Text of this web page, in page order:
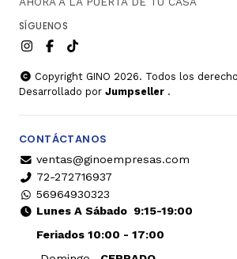
SÍGUENOS
Copyright GINO 2026. Todos los
Desarrollado por Jumpseller .
CONTÁCTANOS
ventas@ginoempresas.com
72-272716937
56964930323
Lunes A Sábado9:15-19:00
Feriados 10:00 - 17:00